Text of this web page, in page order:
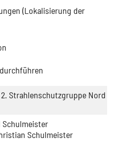
(Lokalisierung der
Strahlenschutzgruppe Nord
Schulmeister
Schulmeister